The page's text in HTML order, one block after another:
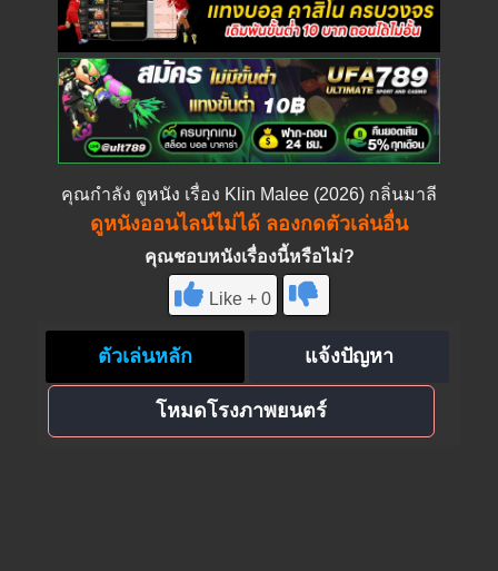
คุณกำลัง ดูหนัง เรื่อง Klin Malee (2026) กลิ่นมาลี
ดูหนังออนไลน์ไม่ได้ ลองกดตัวเล่นอื่น
คุณชอบหนังเรื่องนี้หรือไม่?
Like + 0
ตัวเล่นหลัก แจ้งปัญหา
โหมดโรงภาพยนตร์